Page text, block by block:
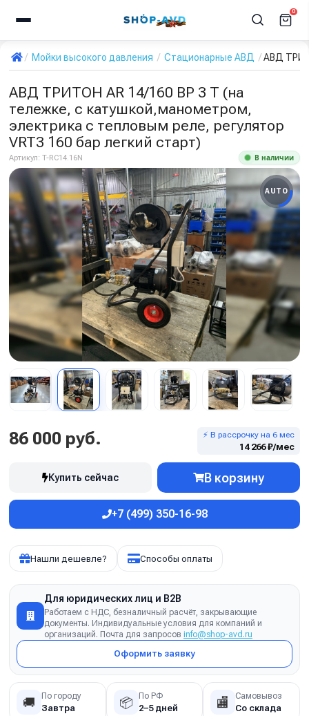
0
Мойки высокого давления Стационарные АВД АВД
АВД ТРИТОН AR 14/160 BP 3 T (на
тележке, с катушкой,манометром,
электрика с тепловым реле, регулятор
VRT3 160 бар легкий старт)
Артикул: T-RC14.16N В наличии
AUTO
86 000 руб. ⚡ В рассрочку на 6 мес
14 266 ₽/мес
Купить сейчас В корзину
+7 (499) 350-16-98
Нашли дешевле? Способы оплаты
Для юридических лиц и B2B
Работаем с НДС, безналичный расчёт, закрывающие
документы. Индивидуальные условия для компаний и
организаций. Почта для запросов info@shop-avd.ru
Оформить заявку
🚚 По городу
Завтра 📦 По РФ
2–5 дней 🏬 Самовывоз
Со склада